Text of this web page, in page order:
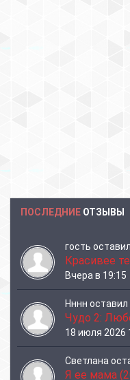
ПОСЛЕДНИЕ ОТЗЫВЫ
гость
Красивее
Вчера в 19:15
Нннн оставил
Чудо 2:
18 июля 2026
Светлана
Я ее мама